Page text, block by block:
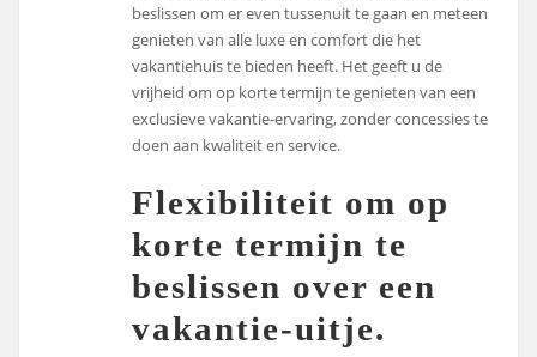
beslissen om er even tussenuit te gaan en meteen
genieten van alle luxe en comfort die het
vakantiehuis te bieden heeft. Het geeft u de
vrijheid om op korte termijn te genieten van een
exclusieve vakantie-ervaring, zonder concessies te
doen aan kwaliteit en service.
Flexibiliteit om op
korte termijn te
beslissen over een
vakantie-uitje.